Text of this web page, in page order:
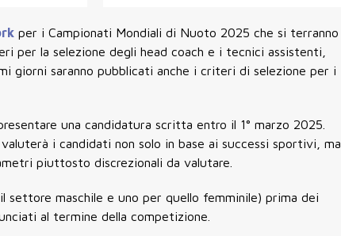
per i Campionati Mondiali di Nuoto 2025 che si terranno
per la selezione degli head coach e i tecnici assistenti,
giorni saranno pubblicati anche i criteri di selezione per i
una candidatura scritta entro il 1° marzo 2025.
i candidati non solo in base ai successi sportivi, ma
piuttosto discrezionali da valutare.
settore maschile e uno per quello femminile) prima dei
al termine della competizione.